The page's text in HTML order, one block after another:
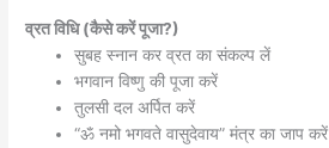
व्रत विधि (कैसे करें पूजा?)
सुबह स्नान कर व्रत का संकल्प लें
भगवान विष्णु की पूजा करें
तुलसी दल अर्पित करें
“ॐ नमो भगवते वासुदेवाय” मंत्र का जाप करें